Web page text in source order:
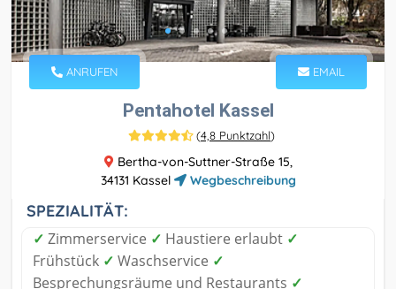
ANRUFEN EMAIL
Pentahotel Kassel
(4,8 Punktzahl)
Bertha-von-Suttner-Straße 15,
34131 Kassel
Wegbeschreibung
SPEZIALITÄT:
✓ Zimmerservice ✓ Haustiere erlaubt ✓
Frühstück ✓ Waschservice ✓
Besprechungsräume und Restaurants ✓